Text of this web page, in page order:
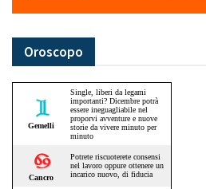
Oroscopo